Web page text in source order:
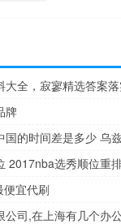
大全，寂寥精选答案
牌
国的时间差是多少 乌
2017nba选秀顺位重
便宜代刷